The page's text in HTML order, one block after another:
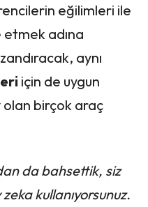
eğilimleri ile
etmek adına
aynı
için de uygun
olan birçok araç
da bahsettik, siz
kullanıyorsunuz.